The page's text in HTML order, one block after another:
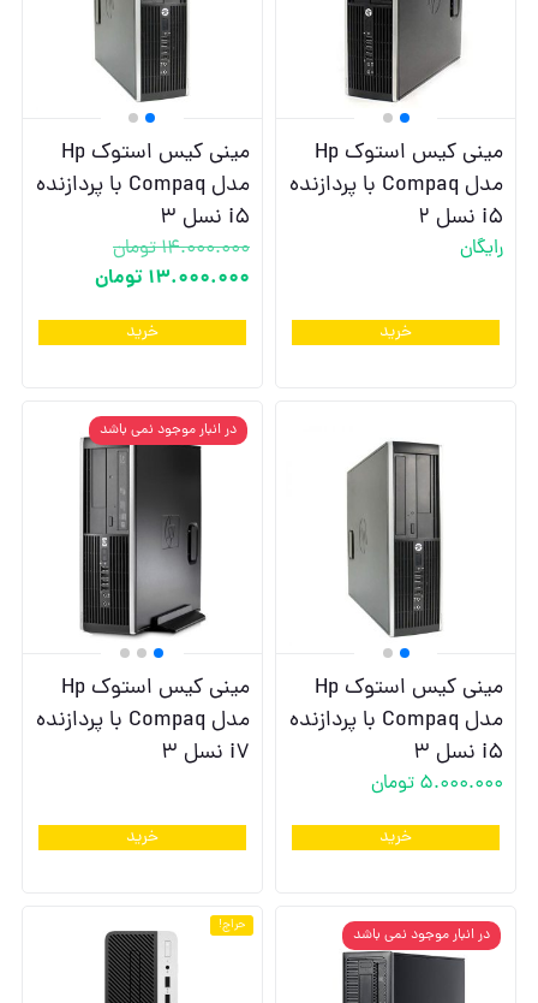
مینی کیس استوک Hp
مدل Compaq با پردازنده
i5 نسل 2
رایگان
خرید
مینی کیس استوک Hp
مدل Compaq با پردازنده
i5 نسل 3
14.000.000تومان
13.000.000 تومان
خرید
مینی کیس استوک Hp
مدل Compaq با پردازنده
i5 نسل 3
5.000.000 تومان
خرید
مینی کیس استوک Hp
مدل Compaq با پردازنده
i7 نسل 3
در انبار موجود نمی باشد
خرید
در انبار موجود نمی باشد حراج!